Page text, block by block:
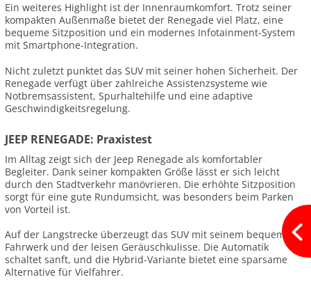
Ein weiteres Highlight ist der Innenraumkomfort. Trotz seiner
kompakten Außenmaße bietet der Renegade viel Platz, eine
bequeme Sitzposition und ein modernes Infotainment-System
mit Smartphone-Integration.
Nicht zuletzt punktet das SUV mit seiner hohen Sicherheit. Der
Renegade verfügt über zahlreiche Assistenzsysteme wie
Notbremsassistent, Spurhaltehilfe und eine adaptive
Geschwindigkeitsregelung.
JEEP RENEGADE: Praxistest
Im Alltag zeigt sich der Jeep Renegade als komfortabler
Begleiter. Dank seiner kompakten Größe lässt er sich leicht
durch den Stadtverkehr manövrieren. Die erhöhte Sitzposition
sorgt für eine gute Rundumsicht, was besonders beim Parken
von Vorteil ist.
Auf der Langstrecke überzeugt das SUV mit seinem bequemen
Fahrwerk und der leisen Geräuschkulisse. Die Automatik
schaltet sanft, und die Hybrid-Variante bietet eine sparsame
Alternative für Vielfahrer.